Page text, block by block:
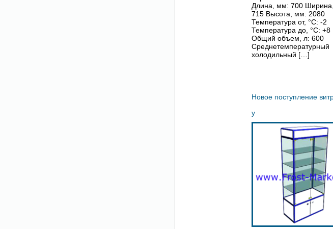
Длина, мм: 700
715 Высота, мм: 2080
Температура от, °С: -2
Температура до, °С: +8
Общий объем, л: 600
Среднетемпературный
холодильный […]
Новое поступление
у